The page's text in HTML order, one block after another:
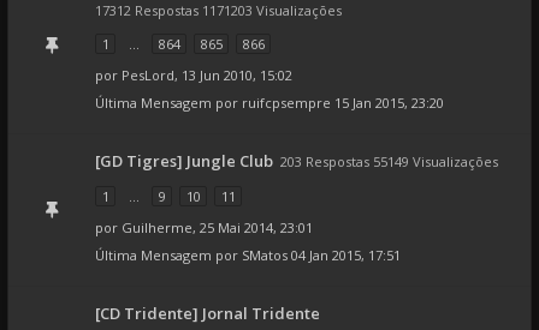
17312 Respostas 1171203 Visualizações
1
... 864 865
866
por PesLord, 13 Jun 2010, 15:02
Última Mensagem por ruifcpsempre 15 Jan 2015, 23:20
[GD Tigres] Jungle Club 203 Respostas 55149 Visualizações
1
... 9 10
11
por Guilherme, 25 Mai 2014, 23:01
Última Mensagem por SMatos 04 Jan 2015, 17:51
[CD Tridente] Jornal Tridente